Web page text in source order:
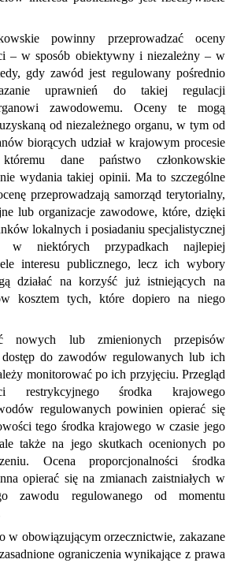
powinny przeprowadzać oceny
– w sposób obiektywny i niezależny – w
gdy zawód jest regulowany pośrednio
uprawnień do takiej regulacji
zawodowemu. Oceny te mogą
od niezależnego organu, w tym od
biorących udział w krajowym procesie
dane państwo członkowskie
wydania takiej opinii. Ma to szczególne
przeprowadzają samorząd terytorialny,
lub organizacje zawodowe, które, dzięki
lokalnych i posiadaniu specjalistycznej
w niektórych przypadkach najlepiej
interesu publicznego, lecz ich wybory
działać na korzyść już istniejących na
kosztem tych, które dopiero na niego
nowych lub zmienionych przepisów
dostęp do zawodów regulowanych lub ich
monitorować po ich przyjęciu. Przegląd
restrykcyjnego środka krajowego
regulowanych powinien opierać się
tego środka krajowego w czasie jego
także na jego skutkach ocenionych po
Ocena proporcjonalności środka
opierać się na zmianach zaistniałych w
zawodu regulowanego od momentu
w obowiązującym orzecznictwie, zakazane
ograniczenia wynikające z prawa